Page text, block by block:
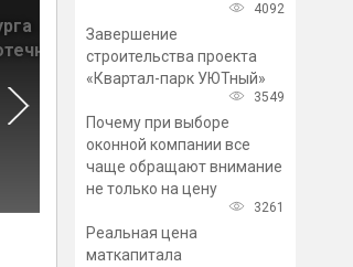
Большинство
покупателей жилья
ориентируется на вторичку
4092
Завершение
строительства проекта
«Квартал-парк УЮТный»
3549
Почему при выборе
оконной компании все
чаще обращают внимание
не только на цену
3261
Реальная цена
маткапитала